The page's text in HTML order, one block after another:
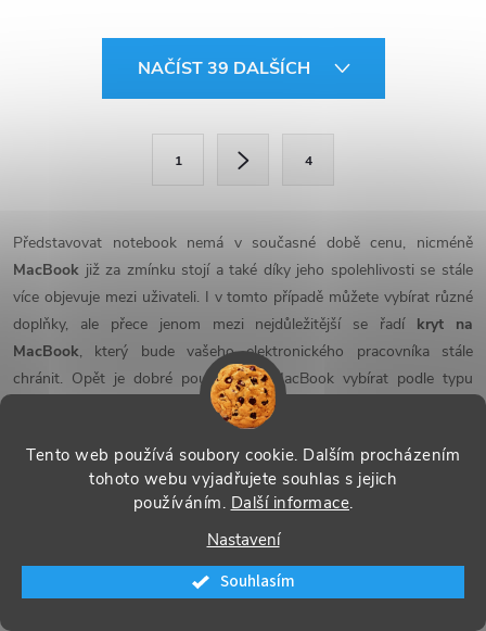
Tento web používá soubory cookie. Dalším procházením
tohoto webu vyjadřujete souhlas s jejich
používáním. Další informace.
Nastavení
Souhlasím
d
a
c
í
p
y
NAČÍST 39 DALŠÍCH
á
n
k
o
v
á
1 4
Představovat notebook nemá v současné době cenu, nicméně
MacBook již za zmínku stojí a také díky jeho spolehlivosti se stále
více objevuje mezi uživateli. I v tomto případě můžete vybírat různé
doplňky, ale přece jenom mezi nejdůležitější se řadí kryt na
MacBook, který bude vašeho elektronického pracovníka stále
chránit. Opět je dobré pouzdro na MacBook vybírat podle typu
přenosného počítače, který vlastníte a není problém tak vyřešit
Pro objednávky v hodnotě nad 700 Kč.
Vše máme skladem